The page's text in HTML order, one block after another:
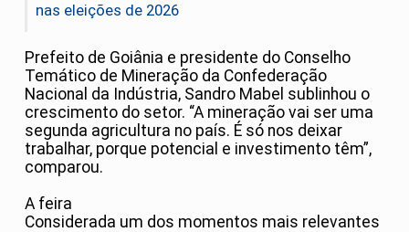
nas eleições de 2026
Prefeito de Goiânia e presidente do Conselho
Temático de Mineração da Confederação
Nacional da Indústria, Sandro Mabel sublinhou o
crescimento do setor. “A mineração vai ser uma
segunda agricultura no país. É só nos deixar
trabalhar, porque potencial e investimento têm”,
comparou.
A feira
Considerada um dos momentos mais relevantes